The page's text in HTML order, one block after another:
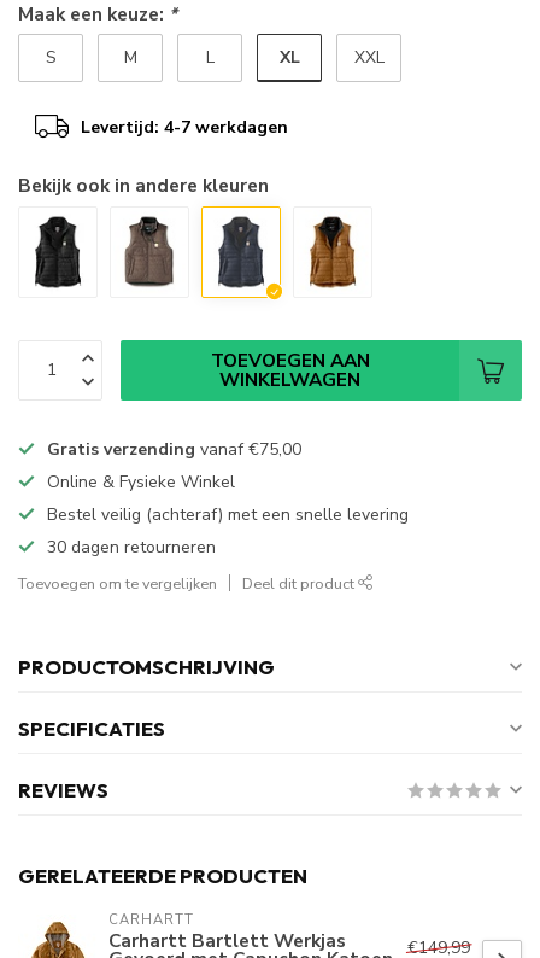
Maak een keuze: *
S M L XL XXL
Levertijd: 4-7 werkdagen
Bekijk ook in andere kleuren
TOEVOEGEN AAN
WINKELWAGEN
Gratis verzending vanaf€75,00
Online & Fysieke Winkel
Bestel veilig (achteraf) met een snelle levering
30 dagen retourneren
Toevoegen om te vergelijken Deel dit product
PRODUCTOMSCHRIJVING
SPECIFICATIES
REVIEWS
GERELATEERDE PRODUCTEN
CARHARTT
Carhartt Bartlett Werkjas €149,99